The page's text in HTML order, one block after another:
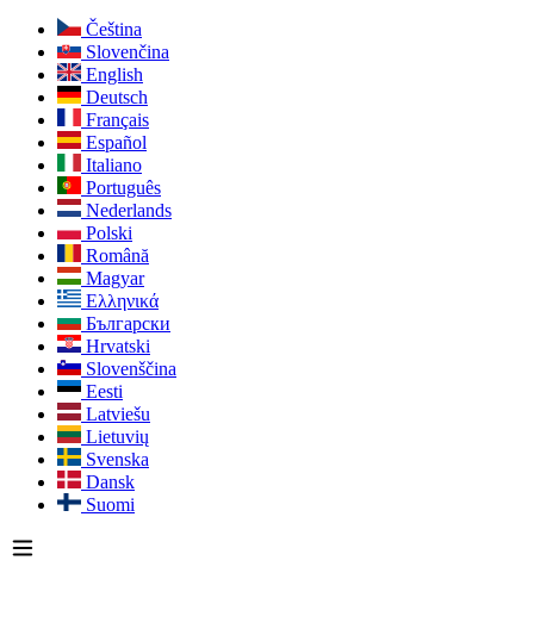
Čeština
Slovenčina
English
Deutsch
Français
Español
Italiano
Português
Nederlands
Polski
Română
Magyar
Ελληνικά
Български
Hrvatski
Slovenščina
Eesti
Latviešu
Lietuvių
Svenska
Dansk
Suomi